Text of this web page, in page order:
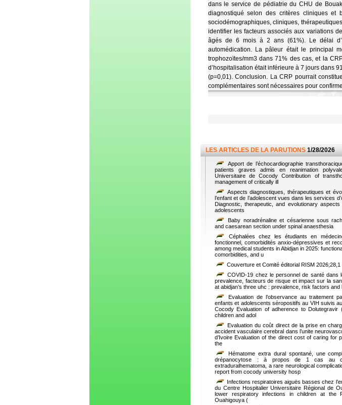
dans le service de pédiatrie du CHU de
diagnostiqué selon des critères cliniques et
sociodémographiques, cliniques,
identifier les facteurs associés aux variations
âgés de 6 mois à 2 ans (61%). Le délai
automédication. La pâleur était le principal
trophozoïtes/mm3 dans 71% des cas, et la
d’hospitalisation était inférieure à 7 jours dans
(p=0,01). Conclusion. La CRP pourrait
complémentaires sont nécessaires pour
LES ARTICLES DE LA PARUTIONS 1/28/2026
Apport de l’échocardiographie
patients graves admis en reanimation
Universitaire de Cocody Contribution of
management of critically ill
Aspects diagnostiques, thérapeutiques et
l’enfant et de l’adolescent vues dans les services
Diagnostic, therapeutic, and evolutionary
adolescents
Baby noradrénaline et césarienne sous
and caesarean section under spinal anaesthesia
Céphalées chez les étudiants en
fonctionnel, comorbidités anxio-dépressives et
among medical students in Abidjan in 2025:
comorbidities, and u
Couverture et Comité éditorial RISM 2026;28,1
COVID-19 chez le personnel de santé dans
prevalence, facteurs de risque et impact sur la
at abidjan’s three uhc : prevalence, risk factors and
Evaluation de l’observance au traitement
enfants et adolescents séropositifs au VIH suivis
Cocody Evaluation of adherence to Dolutegravir
children and adol
Evaluation du coût direct de la prise en
accident vasculaire cerebral dans l’unite
d’Ivoire Evaluation of the direct cost of caring for
the
Hématome extra dural spontané, une
drépanocytose : à propos de 1 cas au
extraduralhematoma, a rare neurological
report from cocody university hosp
Infections respiratoires aiguës basses chez
du Centre Hospitalier Universitaire Régional de
lower respiratory infections in children at the
Ouahigouya (